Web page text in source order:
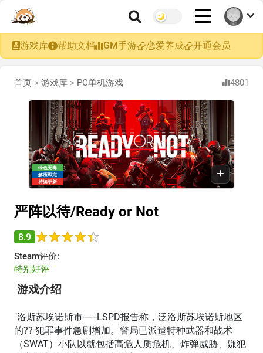
游戏库 帮助文档 GM手游 恋爱养成 开通会员
首页 > 游戏库 > PC单机游戏 4801
绿色无毒
解压即完
持续更新
严阵以待/Ready or Not
8.9
Steam评价:
特别好评
游戏介绍
"洛斯苏埃诺斯市——LSPD报告称，泛洛斯苏埃诺斯地区
的?? 犯罪事件急剧增加。警局已派遣特种武器和战术
（SWAT）小队以就包括高危人质危机、炸弹威胁、嫌犯